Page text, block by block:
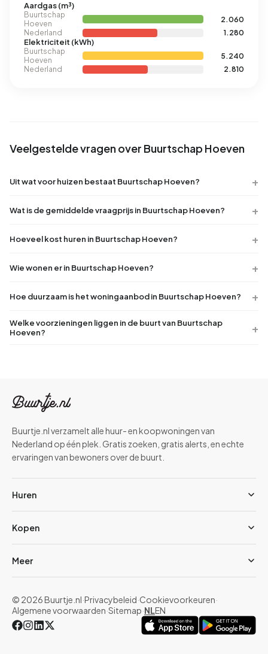
Aardgas (m³)
Buurtschap
Hoeven
2.060
Nederland
1.280
Elektriciteit (kWh)
Buurtschap
Hoeven
5.240
Nederland
2.810
Veelgestelde vragen over Buurtschap Hoeven
Uit wat voor huizen bestaat Buurtschap Hoeven?
Wat is de gemiddelde vraagprijs in Buurtschap Hoeven?
Hoeveel kost huren in Buurtschap Hoeven?
Wie wonen er in Buurtschap Hoeven?
Hoe duurzaam is het woningaanbod in Buurtschap Hoeven?
Welke voorzieningen liggen in de buurt van Buurtschap
Hoeven?
Buurtje.nl verzamelt alle huur- en koopwoningen van
Nederland op één plek. Gratis zoeken, gratis alerts, en echte
ervaringen van bewoners over de buurt.
Huren
Kopen
Meer
© 2026 Buurtje.nl·Privacybeleid·Cookievoorkeuren·
Algemene voorwaarden·Sitemap·NLEN